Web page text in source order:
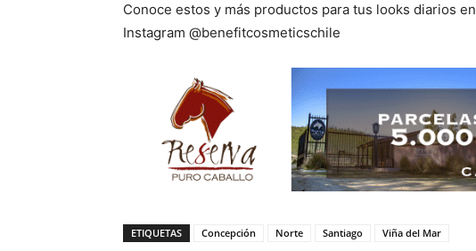
Conoce estos y más productos para tus looks diarios en
Instagram @benefitcosmeticschile
ETIQUETAS Concepción Norte Santiago Viña del Mar